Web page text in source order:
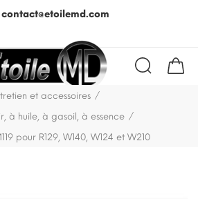
contact@etoilemd.com
et accessoires
à huile, à gasoil, à essence
pour R129, W140, W124 et W210